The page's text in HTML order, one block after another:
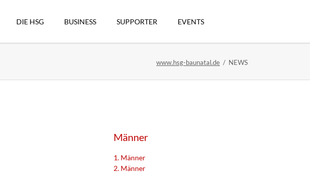
DIE HSG BUSINESS SUPPORTER EVENTS
www.hsg-baunatal.de NEWS
Männer
1. Männer
2. Männer